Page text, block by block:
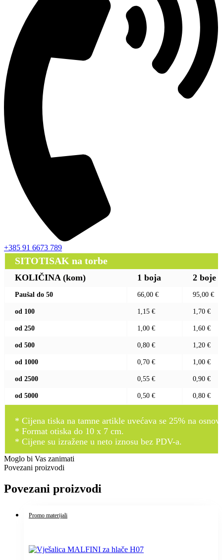
+385 91 6673 789
SITOTISAK na torbe
KOLIČINA (kom) 1 boja 2 boje
Paušal do 50 66,00 € 95,00 €
od 100 1,15 € 1,70 €
od 250 1,00 € 1,60 €
od 500 0,80 € 1,20 €
od 1000 0,70 € 1,00 €
od 2500 0,55 € 0,90 €
od 5000 0,50 € 0,80 €
* Cijena tiska na tamne artikle uvećava se 25% na
* Format otiska do 10 x 7 cm.
* Cijene su izražene u neto iznosu bez PDV-a.
Moglo bi Vas zanimati
Povezani proizvodi
Povezani proizvodi
Promo materijali